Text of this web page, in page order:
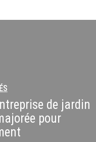
de jardin
pour